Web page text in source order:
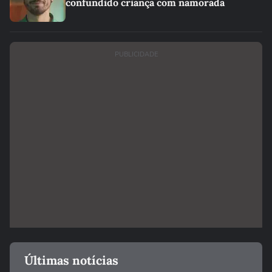
confundido criança com namorada
PUBLICIDADE
Últimas notícias